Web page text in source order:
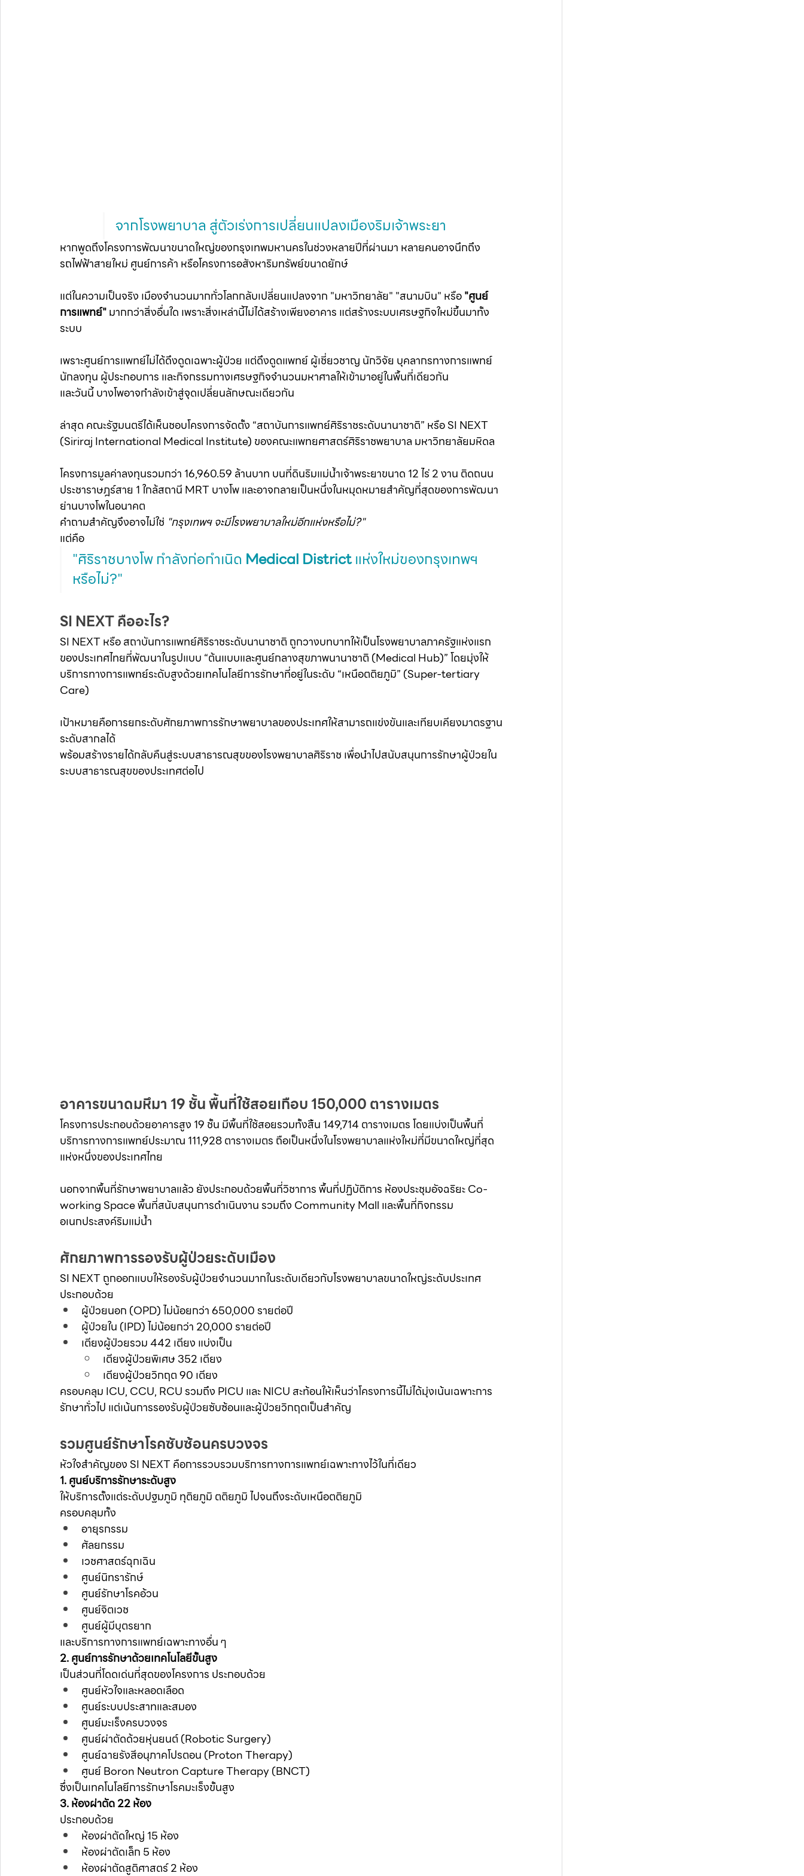
จากโรงพยาบาล สู่ตัวเร่งการเปลี่ยนแปลงเมืองริมเจ้าพระยา
หากพูดถึงโครงการพัฒนาขนาดใหญ่ของกรุงเทพมหานครในช่วงหลายปีที่ผ่านมา หลายคนอาจนึกถึง
รถไฟฟ้าสายใหม่ ศูนย์การค้า หรือโครงการอสังหาริมทรัพย์ขนาดยักษ์
แต่ในความเป็นจริง เมืองจำนวนมากทั่วโลกกลับเปลี่ยนแปลงจาก "มหาวิทยาลัย" "สนามบิน" หรือ "ศูนย์
การแพทย์" มากกว่าสิ่งอื่นใด เพราะสิ่งเหล่านี้ไม่ได้สร้างเพียงอาคาร แต่สร้างระบบเศรษฐกิจใหม่ขึ้นมาทั้ง
ระบบ
เพราะศูนย์การแพทย์ไม่ได้ดึงดูดเฉพาะผู้ป่วย แต่ดึงดูดแพทย์ ผู้เชี่ยวชาญ นักวิจัย บุคลากรทางการแพทย์
นักลงทุน ผู้ประกอบการ และกิจกรรมทางเศรษฐกิจจำนวนมหาศาลให้เข้ามาอยู่ในพื้นที่เดียวกัน
และวันนี้ บางโพอาจกำลังเข้าสู่จุดเปลี่ยนลักษณะเดียวกัน
ล่าสุด คณะรัฐมนตรีได้เห็นชอบโครงการจัดตั้ง “สถาบันการแพทย์ศิริราชระดับนานาชาติ” หรือ SI NEXT
(Siriraj International Medical Institute) ของคณะแพทยศาสตร์ศิริราชพยาบาล มหาวิทยาลัยมหิดล
โครงการมูลค่าลงทุนรวมกว่า 16,960.59 ล้านบาท บนที่ดินริมแม่น้ำเจ้าพระยาขนาด 12 ไร่ 2 งาน ติดถนน
ประชาราษฎร์สาย 1 ใกล้สถานี MRT บางโพ และอาจกลายเป็นหนึ่งในหมุดหมายสำคัญที่สุดของการพัฒนา
ย่านบางโพในอนาคต
คำถามสำคัญจึงอาจไม่ใช่ "กรุงเทพฯ จะมีโรงพยาบาลใหม่อีกแห่งหรือไม่?"
แต่คือ
"ศิริราชบางโพ กำลังก่อกำเนิด Medical District แห่งใหม่ของกรุงเทพฯ
หรือไม่?"
SI NEXT คืออะไร?
SI NEXT หรือ สถาบันการแพทย์ศิริราชระดับนานาชาติ ถูกวางบทบาทให้เป็นโรงพยาบาลภาครัฐแห่งแรก
ของประเทศไทยที่พัฒนาในรูปแบบ “ต้นแบบและศูนย์กลางสุขภาพนานาชาติ (Medical Hub)” โดยมุ่งให้
บริการทางการแพทย์ระดับสูงด้วยเทคโนโลยีการรักษาที่อยู่ในระดับ “เหนือตติยภูมิ” (Super-tertiary
Care)
เป้าหมายคือการยกระดับศักยภาพการรักษาพยาบาลของประเทศให้สามารถแข่งขันและเทียบเคียงมาตรฐาน
ระดับสากลได้
พร้อมสร้างรายได้กลับคืนสู่ระบบสาธารณสุขของโรงพยาบาลศิริราช เพื่อนำไปสนับสนุนการรักษาผู้ป่วยใน
ระบบสาธารณสุขของประเทศต่อไป
อาคารขนาดมหึมา 19 ชั้น พื้นที่ใช้สอยเกือบ 150,000 ตารางเมตร
โครงการประกอบด้วยอาคารสูง 19 ชั้น มีพื้นที่ใช้สอยรวมทั้งสิ้น 149,714 ตารางเมตร โดยแบ่งเป็นพื้นที่
บริการทางการแพทย์ประมาณ 111,928 ตารางเมตร ถือเป็นหนึ่งในโรงพยาบาลแห่งใหม่ที่มีขนาดใหญ่ที่สุด
แห่งหนึ่งของประเทศไทย
นอกจากพื้นที่รักษาพยาบาลแล้ว ยังประกอบด้วยพื้นที่วิชาการ พื้นที่ปฏิบัติการ ห้องประชุมอัจฉริยะ Co-
working Space พื้นที่สนับสนุนการดำเนินงาน รวมถึง Community Mall และพื้นที่กิจกรรม
อเนกประสงค์ริมแม่น้ำ
ศักยภาพการรองรับผู้ป่วยระดับเมือง
SI NEXT ถูกออกแบบให้รองรับผู้ป่วยจำนวนมากในระดับเดียวกับโรงพยาบาลขนาดใหญ่ระดับประเทศ
ประกอบด้วย
ผู้ป่วยนอก (OPD) ไม่น้อยกว่า 650,000 รายต่อปี
ผู้ป่วยใน (IPD) ไม่น้อยกว่า 20,000 รายต่อปี
เตียงผู้ป่วยรวม 442 เตียง แบ่งเป็น
เตียงผู้ป่วยพิเศษ 352 เตียง
เตียงผู้ป่วยวิกฤต 90 เตียง
ครอบคลุม ICU, CCU, RCU รวมถึง PICU และ NICU สะท้อนให้เห็นว่าโครงการนี้ไม่ได้มุ่งเน้นเฉพาะการ
รักษาทั่วไป แต่เน้นการรองรับผู้ป่วยซับซ้อนและผู้ป่วยวิกฤตเป็นสำคัญ
รวมศูนย์รักษาโรคซับซ้อนครบวงจร
หัวใจสำคัญของ SI NEXT คือการรวบรวมบริการทางการแพทย์เฉพาะทางไว้ในที่เดียว
1. ศูนย์บริการรักษาระดับสูง
ให้บริการตั้งแต่ระดับปฐมภูมิ ทุติยภูมิ ตติยภูมิ ไปจนถึงระดับเหนือตติยภูมิ
ครอบคลุมทั้ง
อายุรกรรม
ศัลยกรรม
เวชศาสตร์ฉุกเฉิน
ศูนย์นิทรารักษ์
ศูนย์รักษาโรคอ้วน
ศูนย์จิตเวช
ศูนย์ผู้มีบุตรยาก
และบริการทางการแพทย์เฉพาะทางอื่น ๆ
2. ศูนย์การรักษาด้วยเทคโนโลยีขั้นสูง
เป็นส่วนที่โดดเด่นที่สุดของโครงการ ประกอบด้วย
ศูนย์หัวใจและหลอดเลือด
ศูนย์ระบบประสาทและสมอง
ศูนย์มะเร็งครบวงจร
ศูนย์ผ่าตัดด้วยหุ่นยนต์ (Robotic Surgery)
ศูนย์ฉายรังสีอนุภาคโปรตอน (Proton Therapy)
ศูนย์ Boron Neutron Capture Therapy (BNCT)
ซึ่งเป็นเทคโนโลยีการรักษาโรคมะเร็งขั้นสูง
3. ห้องผ่าตัด 22 ห้อง
ประกอบด้วย
ห้องผ่าตัดใหญ่ 15 ห้อง
ห้องผ่าตัดเล็ก 5 ห้อง
ห้องผ่าตัดสูติศาสตร์ 2 ห้อง